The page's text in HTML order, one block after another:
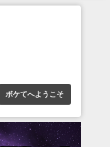
ボケてへようこそ